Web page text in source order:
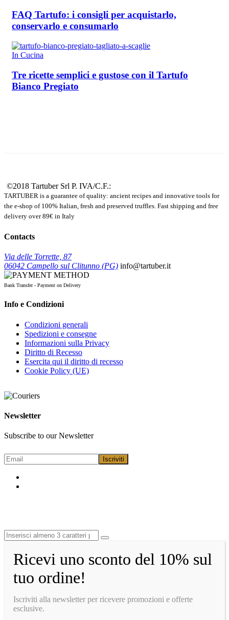
FAQ Tartufo: i consigli per acquistarlo,
conservarlo e consumarlo
In Cucina
Tre ricette semplici e gustose con il Tartufo
Bianco Pregiato
©2018 Tartuber Srl P. IVA/C.F.:
TARTUBER is a guarantee of quality: ancient recipes and innovative tools for
the e-shop of 100% Italian, fresh and preserved truffles. Fast shipping and free
delivery over 89€ in Italy
Contacts
Via delle Torrette, 87
06042 Campello sul Clitunno (PG) info@tartuber.it
Bank Transfer - Payment on Delivery
Info e Condizioni
Condizioni generali
Spedizioni e consegne
Informazioni sulla Privacy
Diritto di Recesso
Esercita qui il diritto di recesso
Cookie Policy (UE)
Newsletter
Subscribe to our Newsletter
Ricevi uno sconto del 10% sul
tuo ordine!
Iscriviti alla newsletter per ricevere promozioni e offerte
esclusive.